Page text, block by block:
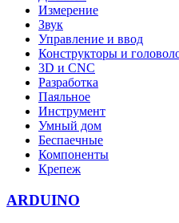
Измерение
Звук
Управление и ввод
Конструкторы и
3D и CNC
Разработка
Паяльное
Инструмент
Умный дом
Беспаечные
Компоненты
Крепеж
ARDUINO